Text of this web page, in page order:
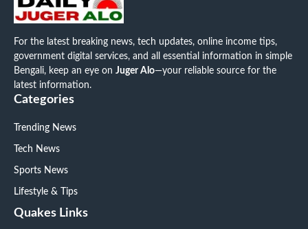
For the latest breaking news, tech updates, online income tips,
government digital services, and all essential information in simple
Bengali, keep an eye on Juger Alo—your reliable source for the
latest information.
Categories
Trending News
Tech News
Sports News
Lifestyle & Tips
Quakes Links